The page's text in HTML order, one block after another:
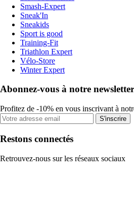
Smash-Expert
Sneak'In
Sneakids
Sport is good
Training-Fit
Triathlon Expert
Vélo-Store
Winter Expert
Abonnez-vous à notre newsletter
Profitez de -10% en vous inscrivant à
S'inscrire
Restons connectés
Retrouvez-nous sur les réseaux sociaux